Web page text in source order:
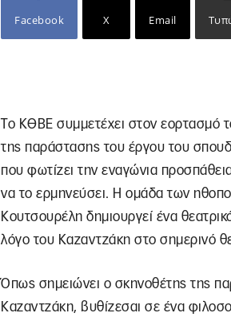
Facebook X Email
Tο ΚΘΒΕ συμμετέχει στον εορτασμό
της παράστασης του έργου του
που φωτίζει την εναγώνια
να το ερμηνεύσει. Η ομάδα των
Κουτσουρέλη δημιουργεί ένα
λόγο του Καζαντζάκη στο σημερινό
Όπως σημειώνει ο σκηνοθέτης της
Καζαντζάκη, βυθίζεσαι σε ένα